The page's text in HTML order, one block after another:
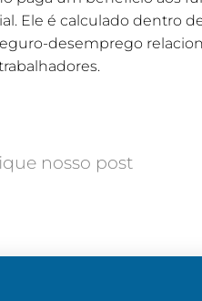
Ele é calculado dentro
desemprego
nosso post